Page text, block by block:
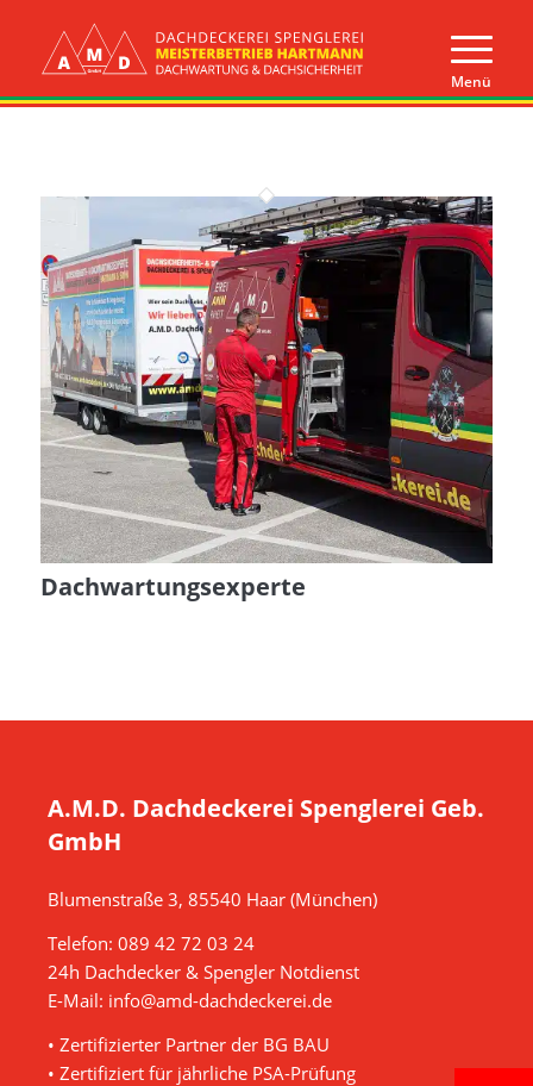
Dachwartungsexperte
A.M.D. Dachdeckerei Spenglerei Geb.
GmbH
Blumenstraße 3, 85540 Haar (München)
Telefon: 089 42 72 03 24
24h Dachdecker & Spengler Notdienst
E-Mail: info@amd-dachdeckerei.de
• Zertifizierter Partner der BG BAU
• Zertifiziert für jährliche PSA-Prüfung